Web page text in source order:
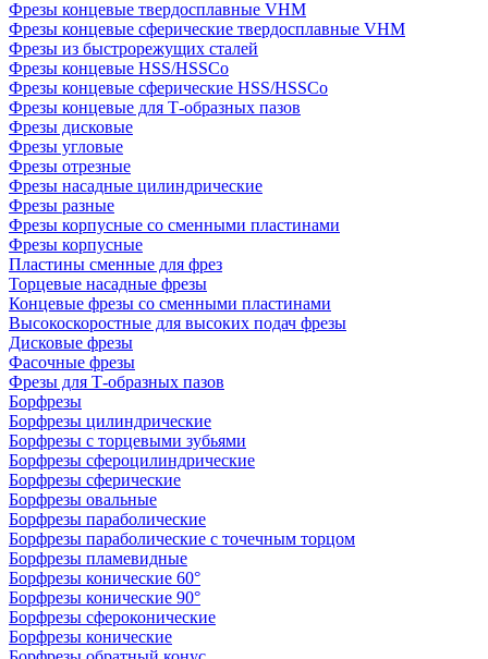
Фрезы концевые твердосплавные VHM
Фрезы концевые сферические твердосплавные VHM
Фрезы из быстрорежущих сталей
Фрезы концевые HSS/HSSCo
Фрезы концевые сферические HSS/HSSCo
Фрезы концевые для Т-образных пазов
Фрезы дисковые
Фрезы угловые
Фрезы отрезные
Фрезы насадные цилиндрические
Фрезы разные
Фрезы корпусные со сменными пластинами
Фрезы корпусные
Пластины сменные для фрез
Торцевые насадные фрезы
Концевые фрезы со сменными пластинами
Высокоскоростные для высоких подач фрезы
Дисковые фрезы
Фасочные фрезы
Фрезы для Т-образных пазов
Борфрезы
Борфрезы цилиндрические
Борфрезы с торцевыми зубьями
Борфрезы сфероцилиндрические
Борфрезы сферические
Борфрезы овальные
Борфрезы параболические
Борфрезы параболические с точечным торцом
Борфрезы пламевидные
Борфрезы конические 60°
Борфрезы конические 90°
Борфрезы сфероконические
Борфрезы конические